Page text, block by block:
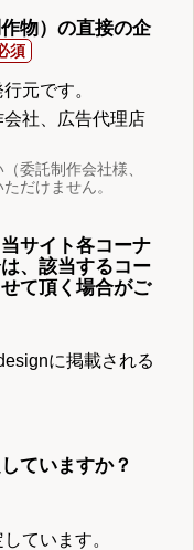
物）の直接の企
元です。
社、広告代理店
委託制作会社様、
だけません。
サイト各コーナ
、該当するコー
て頂く場合がご
に掲載される
ていますか？
ています。